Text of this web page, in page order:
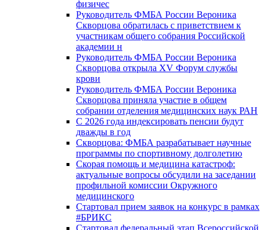
физичес
Руководитель ФМБА России Вероника
Скворцова обратилась с приветствием к
участникам общего собрания Российской
академии н
Руководитель ФМБА России Вероника
Скворцова открыла XV Форум службы
крови
Руководитель ФМБА России Вероника
Скворцова приняла участие в общем
собрании отделения медицинских наук РАН
С 2026 года индексировать пенсии будут
дважды в год
Скворцова: ФМБА разрабатывает научные
программы по спортивному долголетию
Скорая помощь и медицина катастроф:
актуальные вопросы обсудили на заседании
профильной комиссии Окружного
медицинского
Стартовал прием заявок на конкурс в рамках
#БРИКС
Стартовал федеральный этап Всероссийской